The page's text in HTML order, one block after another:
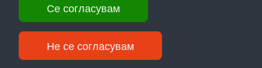
Ул. Даме Груев 14, Катна гаража Беко на 1-виот кат, 1000 Скопје,
Тел: +389 2 3103 601 (641), Факс: +389 2 3137 149 |
info@ippo.gov.mk
Се согласувам
Не се согласувам